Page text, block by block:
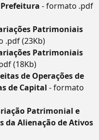
- formato .pdf
Patrimoniais
.pdf (23Kb)
Patrimoniais
(18Kb)
de Operações de
de Capital - formato
Patrimonial e
da Alienação de Ativos